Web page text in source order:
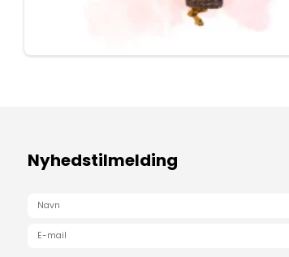
Nyhedstilmelding